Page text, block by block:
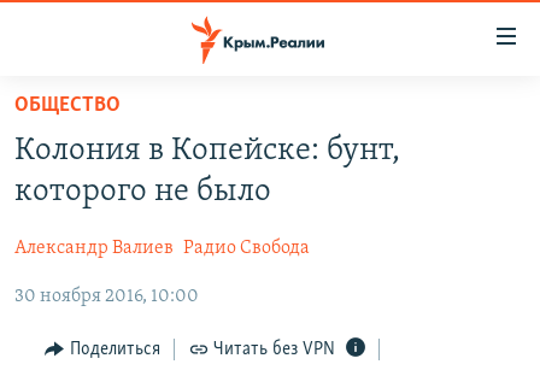
Вернуться
основному
содержанию
Вернутся
навигации
Вернутся
КАРТА ВОЕННЫХ ОБЪЕКТОВ КРЫМА
11 ЛЕТ ОККУПАЦИИ КРЫМА. 11 ИСТОРИЙ СОПРОТИВЛЕНИЯ
ИСТОРИЯ
ЕЩЕ
ИНТЕРАКТИВ
РАДІО СВОБОДА
ОБЩЕСТВО
Колония в Копейске: бунт,
которого не было
Александр Валиев Радио Свобода
30 ноября 2016, 10:00
Поделиться Читать без VPN